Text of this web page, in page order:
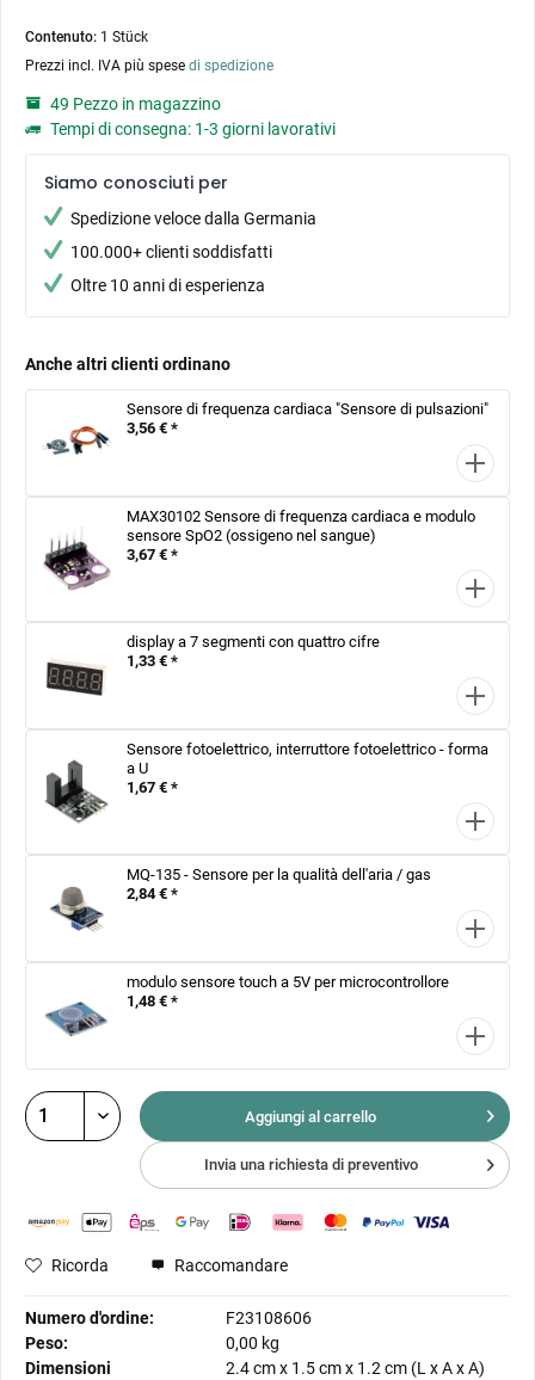
Contenuto: 1 Stück
Prezzi incl. IVA più spese di spedizione
49 Pezzo in magazzino
Tempi di consegna: 1-3 giorni lavorativi
Siamo conosciuti per
Spedizione veloce dalla Germania
100.000+ clienti soddisfatti
Oltre 10 anni di esperienza
Anche altri clienti ordinano
Sensore di frequenza cardiaca "Sensore di pulsazioni"
3,56 € *
MAX30102 Sensore di frequenza cardiaca e modulo
sensore SpO2 (ossigeno nel sangue)
3,67 € *
display a 7 segmenti con quattro cifre
1,33 € *
Sensore fotoelettrico, interruttore fotoelettrico - forma
a U
1,67 € *
MQ-135 - Sensore per la qualità dell'aria / gas
2,84 € *
modulo sensore touch a 5V per microcontrollore
1,48 € *
Aggiungi al carrello
Invia una richiesta di preventivo
Ricorda Raccomandare
Numero d'ordine:
F23108606
Peso:
0,00 kg
Dimensioni
2.4 cmx 1.5 cmx 1.2 cm (L x A x A)